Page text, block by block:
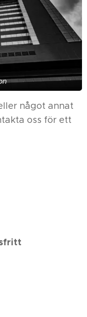
något annat
oss för ett